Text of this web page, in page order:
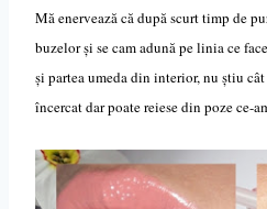
Mă enervează că după scurt timp de
buzelor și se cam adună pe linia ce
și partea umeda din interior, nu știu
încercat dar poate reiese din poze ce-